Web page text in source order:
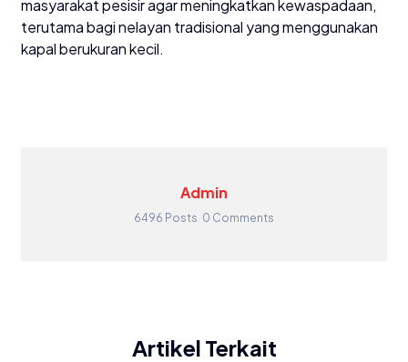
masyarakat pesisir agar meningkatkan kewaspadaan,
terutama bagi nelayan tradisional yang menggunakan
kapal berukuran kecil.
Admin
6496 Posts 0 Comments
Artikel Terkait